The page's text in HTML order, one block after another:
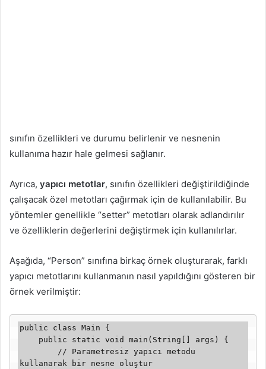
sınıfın özellikleri ve durumu belirlenir ve nesnenin
kullanıma hazır hale gelmesi sağlanır.
Ayrıca, yapıcı metotlar, sınıfın özellikleri değiştirildiğinde
çalışacak özel metotları çağırmak için de kullanılabilir. Bu
yöntemler genellikle “setter” metotları olarak adlandırılır
ve özelliklerin değerlerini değiştirmek için kullanılırlar.
Aşağıda, “Person” sınıfına birkaç örnek oluşturarak, farklı
yapıcı metotlarını kullanmanın nasıl yapıldığını gösteren bir
örnek verilmiştir:
public class Main {
kullanarak bir nesne oluştur